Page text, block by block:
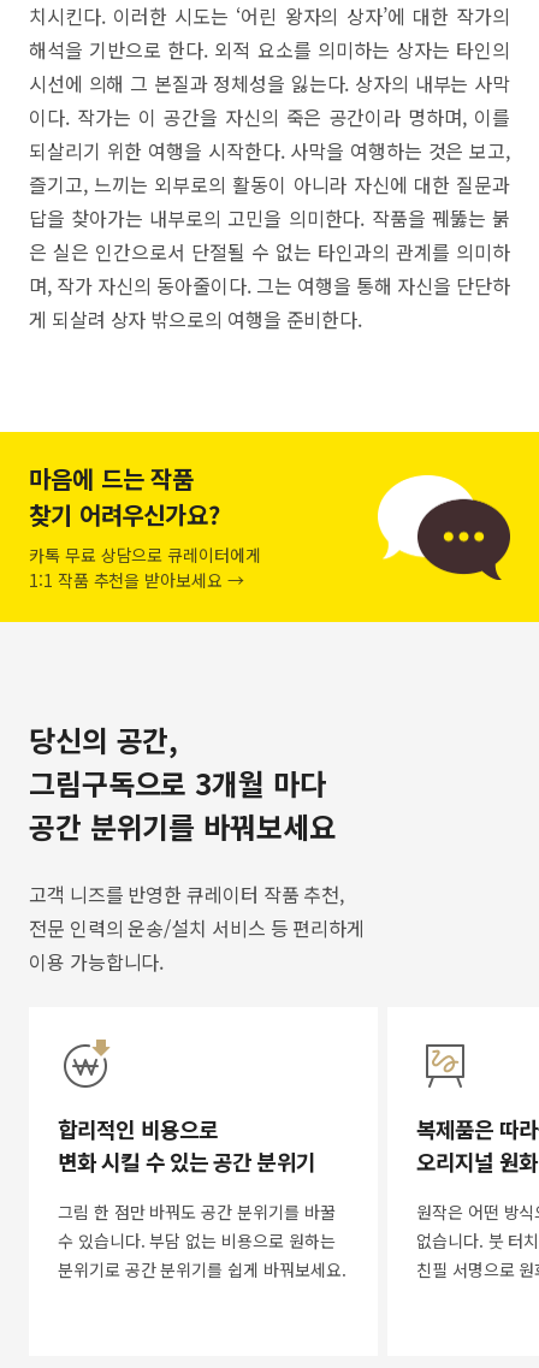
치시킨다. 이러한 시도는 ‘어린 왕자의 상자’에 대한 작가의
해석을 기반으로 한다. 외적 요소를 의미하는 상자는 타인의
시선에 의해 그 본질과 정체성을 잃는다. 상자의 내부는 사막
이다. 작가는 이 공간을 자신의 죽은 공간이라 명하며, 이를
되살리기 위한 여행을 시작한다. 사막을 여행하는 것은 보고,
즐기고, 느끼는 외부로의 활동이 아니라 자신에 대한 질문과
답을 찾아가는 내부로의 고민을 의미한다. 작품을 꿰뚫는 붉
은 실은 인간으로서 단절될 수 없는 타인과의 관계를 의미하
며, 작가 자신의 동아줄이다. 그는 여행을 통해 자신을 단단하
게 되살려 상자 밖으로의 여행을 준비한다.
마음에 드는 작품
찾기 어려우신가요?
카톡 무료 상담으로 큐레이터에게
1:1 작품 추천을 받아보세요 →
당신의 공간,
그림구독으로 3개월 마다
공간 분위기를 바꿔보세요
고객 니즈를 반영한 큐레이터 작품 추천,
전문 인력의 운송/설치 서비스 등 편리하게
이용 가능합니다.
합리적인 비용으로
변화 시킬 수 있는 공간 분위기
그림 한 점만 바꿔도 공간 분위기를 바꿀
수 있습니다. 부담 없는 비용으로 원하는
분위기로 공간 분위기를 쉽게 바꿔보세요.
복제품은 따
오리지널 원
원작은 어떤 방
없습니다. 붓 터
친필 서명으로